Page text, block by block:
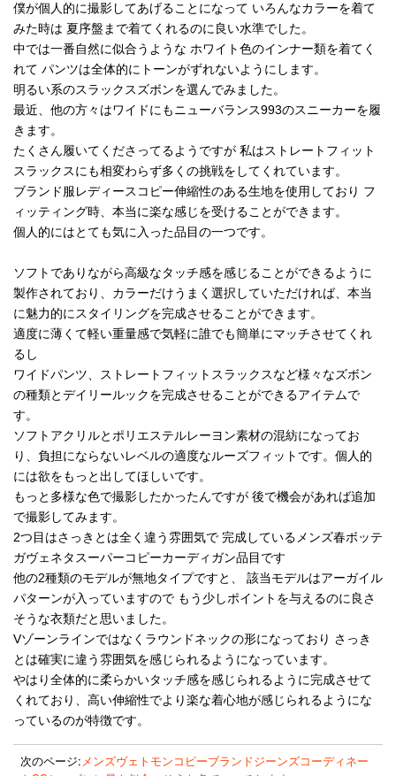
僕が個人的に撮影してあげることになって いろんなカラーを着て
みた時は 夏序盤まで着てくれるのに良い水準でした。
中では一番自然に似合うような ホワイト色のインナー類を着てく
れて パンツは全体的にトーンがずれないようにします。
明るい系のスラックスズボンを選んでみました。
最近、他の方々はワイドにもニューバランス993のスニーカーを履
きます。
たくさん履いてくださってるようですが 私はストレートフィット
スラックスにも相変わらず多くの挑戦をしてくれています。
ブランド服レディースコピー伸縮性のある生地を使用しており フ
ィッティング時、本当に楽な感じを受けることができます。
個人的にはとても気に入った品目の一つです。
ソフトでありながら高級なタッチ感を感じることができるように
製作されており、カラーだけうまく選択していただければ、本当
に魅力的にスタイリングを完成させることができます。
適度に薄くて軽い重量感で気軽に誰でも簡単にマッチさせてくれ
るし
ワイドパンツ、ストレートフィットスラックスなど様々なズボン
の種類とデイリールックを完成させることができるアイテムで
す。
ソフトアクリルとポリエステルレーヨン素材の混紡になってお
り、負担にならないレベルの適度なルーズフィットです。個人的
には欲をもっと出してほしいです。
もっと多様な色で撮影したかったんですが 後で機会があれば追加
で撮影してみます。
2つ目はさっきとは全く違う雰囲気で 完成しているメンズ春ボッテ
ガヴェネタスーパーコピーカーディガン品目です
他の2種類のモデルが無地タイプですと、 該当モデルはアーガイル
パターンが入っていますので もう少しポイントを与えるのに良さ
そうな衣類だと思いました。
Vゾーンラインではなくラウンドネックの形になっており さっき
とは確実に違う雰囲気を感じられるようになっています。
やはり全体的に柔らかいタッチ感を感じられるように完成させて
くれており、高い伸縮性でより楽な着心地が感じられるようにな
っているのが特徴です。
次のページ:メンズヴェトモンコピーブランドジーンズコーディネー